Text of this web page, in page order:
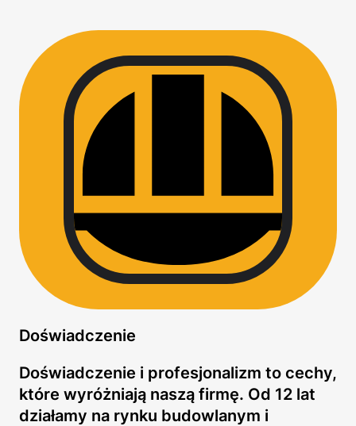
Doświadczenie
Doświadczenie i profesjonalizm to cechy,
które wyróżniają naszą firmę. Od 12 lat
działamy na rynku budowlanym i